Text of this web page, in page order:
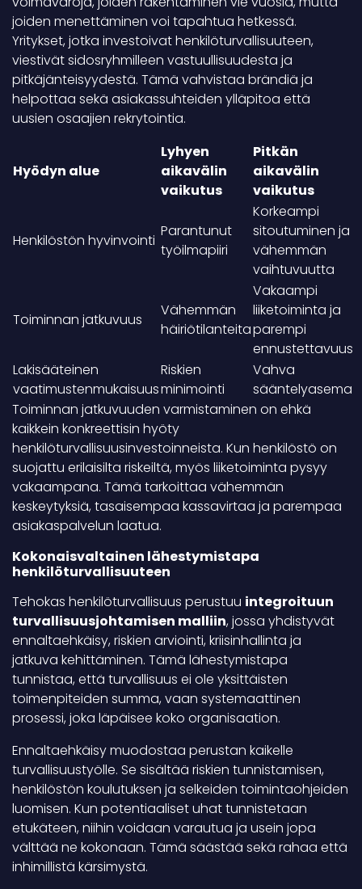
joiden menettäminen voi tapahtua hetkessä.
Yritykset, jotka investoivat henkilöturvallisuuteen,
viestivät sidosryhmilleen vastuullisuudesta ja
pitkäjänteisyydestä. Tämä vahvistaa brändiä ja
helpottaa sekä asiakassuhteiden ylläpitoa että
uusien osaajien rekrytointia.
Hyödyn alue
Lyhyen
aikavälin
vaikutus
Pitkän
aikavälin
vaikutus
Henkilöstön hyvinvointi
Parantunut
työilmapiiri
Korkeampi
sitoutuminen ja
vähemmän
vaihtuvuutta
Toiminnan jatkuvuus
Vähemmän
häiriötilanteita
Vakaampi
liiketoiminta ja
parempi
ennustettavuus
Lakisääteinen
vaatimustenmukaisuus
Riskien
minimointi
Vahva
sääntelyasema
Toiminnan jatkuvuuden varmistaminen on ehkä
kaikkein konkreettisin hyöty
henkilöturvallisuusinvestoinneista. Kun henkilöstö on
suojattu erilaisilta riskeiltä, myös liiketoiminta pysyy
vakaampana. Tämä tarkoittaa vähemmän
keskeytyksiä, tasaisempaa kassavirtaa ja parempaa
asiakaspalvelun laatua.
Kokonaisvaltainen lähestymistapa
henkilöturvallisuuteen
Tehokas henkilöturvallisuus perustuu integroituun
turvallisuusjohtamisen malliin, jossa yhdistyvät
ennaltaehkäisy, riskien arviointi, kriisinhallinta ja
jatkuva kehittäminen. Tämä lähestymistapa
tunnistaa, että turvallisuus ei ole yksittäisten
toimenpiteiden summa, vaan systemaattinen
prosessi, joka läpäisee koko organisaation.
Ennaltaehkäisy muodostaa perustan kaikelle
turvallisuustyölle. Se sisältää riskien tunnistamisen,
henkilöstön koulutuksen ja selkeiden toimintaohjeiden
luomisen. Kun potentiaaliset uhat tunnistetaan
etukäteen, niihin voidaan varautua ja usein jopa
välttää ne kokonaan. Tämä säästää sekä rahaa että
inhimillistä kärsimystä.